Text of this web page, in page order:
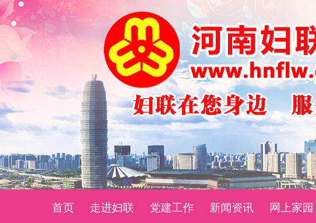
首页 走进妇联 党建工作 新闻资讯 网上家园